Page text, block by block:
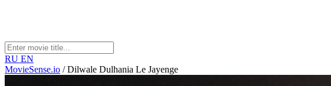
RU EN
MovieSense.io / Dilwale Dulhania Le Jayenge